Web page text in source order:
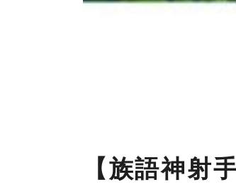
【族語神射